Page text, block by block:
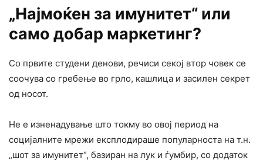
„Најмоќен за имунитет“ или
само добар маркетинг?
Со првите студени денови, речиси секој втор човек се
соочува со гребење во грло, кашлица и засилен секрет
од носот.
Не е изненадување што токму во овој период на
социјалните мрежи експлодираше популарноста на т.н.
„шот за имунитет“, базиран на лук и ѓумбир, со додаток